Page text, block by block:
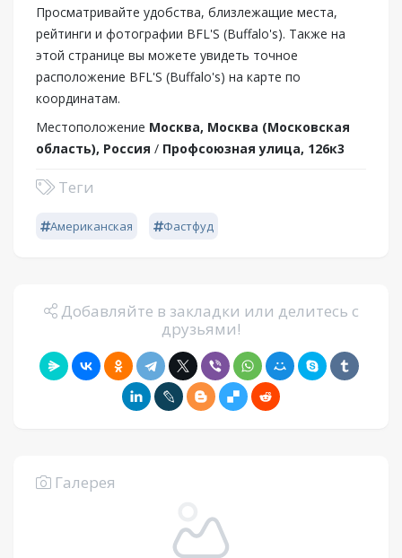
Просматривайте удобства, близлежащие места,
рейтинги и фотографии BFL'S (Buffalo's). Также на
этой странице вы можете увидеть точное
расположение BFL'S (Buffalo's) на карте по
координатам.
Местоположение Москва, Москва (Московская
область), Россия / Профсоюзная улица, 126к3
Теги
Американская Фастфуд
Добавляйте в закладки или делитесь с
друзьями!
Галерея